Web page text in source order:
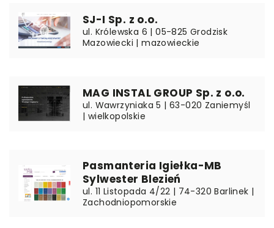
SJ-I Sp. z o.o.
ul. Królewska 6 | 05-825 Grodzisk
Mazowiecki | mazowieckie
MAG INSTAL GROUP Sp. z o.o.
ul. Wawrzyniaka 5 | 63-020 Zaniemyśl
| wielkopolskie
Pasmanteria Igiełka-MB
Sylwester Blezień
ul. 11 Listopada 4/22 | 74-320 Barlinek |
Zachodniopomorskie